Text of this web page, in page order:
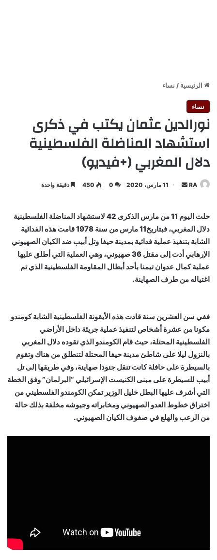
الرئيسية / نساء
نساء
نورالدين عثمان يكتب في ذكرى
استشهاد المناضلة الفلسطينية
دلال المغربي (+فيديو)
RA
أرسل 11 مارس، 2020 0
450 دقيقة واحدة
حلت اليوم 11 من مارس الذكرى 42 لاستشهاد المناضلة الفلسطينية
دلال المغربي، فبتاريخ11 مارس من سنة 1978 قامت هذه الفدائية
الشابة بتنفيذ عملية فدائية بمدينة حيفا وتل أبيب ضد الكيان الصهيوني
الإرهابي أدت إلى مقتل 36 صهيوني، وهي العملية التي أطلق عليها
عملية كمال عدوان تيمنا بأحد أبطال المقاومة الفلسطينية الذي تم
اغتياله من طرف الصهاينة.
ففي سن العشرين سنة قادت هذه الأيقونة الفلسطينية الشابة كومندو
مكونا من عشرة أشخاص لتنفيذ عملية جريئة داخل الأراضي
الفلسطينية المحتلة، حيث قام الكومندو الذي تقوده دلال المغربي
بالنزول ليلا على شاطئ مدينة حيفا المحتلة لتنطلق من هناك وتقوم
بالسيطرة على حافلة كانت تنقل جنودا صهاينة، وفي طريقها إلى تل
أبيب للسيطرة على مبنى الكنيست الإسرائيلي “البرلمان” وفق الخطة
التي أشرف عليها البطل خليل الوزير تمكن الكومندو الفلسطيني من
اختراق خطوط العدو الصهيوني ومخابراته وجيوشه مخلفة بذلك حالة
من الرعب والهلع في صفوف الكيان الصهيوني.